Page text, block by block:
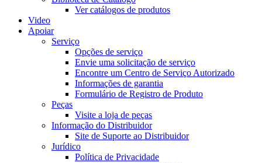
Ver catálogos de produtos
Video
Apoiar
Serviço
Opções de serviço
Envie uma solicitação de serviço
Encontre um Centro de Serviço Autorizado
Informações de garantia
Formulário de Registro de Produto
Peças
Visite a loja de peças
Informação do Distribuidor
Site de Suporte ao Distribuidor
Jurídico
Política de Privacidade